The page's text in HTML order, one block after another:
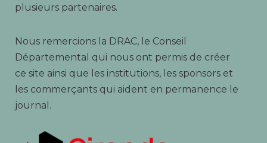
plusieurs partenaires.
Nous remercions la DRAC, le Conseil
Départemental qui nous ont permis de créer
ce site ainsi que les institutions, les sponsors et
les commerçants qui aident en permanence le
journal.